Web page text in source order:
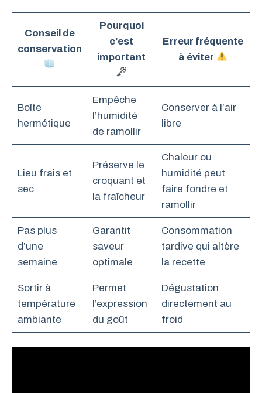
Conseil de
conservation
Pourquoi
c’est
important
Erreur fréquente
à éviter
Boîte
hermétique
Empêche
l’humidité
de ramollir
Conserver à l’air
libre
Lieu frais et
sec
Préserve le
croquant et
la fraîcheur
Chaleur ou
humidité peut
faire fondre et
ramollir
Pas plus
d’une
semaine
Garantit
saveur
optimale
Consommation
tardive qui altère
la recette
Sortir à
température
ambiante
Permet
l’expression
du goût
Dégustation
directement au
froid